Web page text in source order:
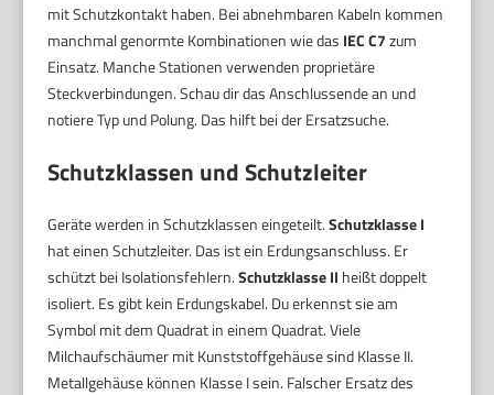
mit Schutzkontakt haben. Bei abnehmbaren Kabeln kommen
manchmal genormte Kombinationen wie das IEC C7zum
Einsatz. Manche Stationen verwenden proprietäre
Steckverbindungen. Schau dir das Anschlussende an und
notiere Typ und Polung. Das hilft bei der Ersatzsuche.
Schutzklassen und Schutzleiter
Geräte werden in Schutzklassen eingeteilt.Schutzklasse I
hat einen Schutzleiter. Das ist ein Erdungsanschluss. Er
schützt bei Isolationsfehlern.Schutzklasse II heißt doppelt
isoliert. Es gibt kein Erdungskabel. Du erkennst sie am
Symbol mit dem Quadrat in einem Quadrat. Viele
Milchaufschäumer mit Kunststoffgehäuse sind Klasse II.
Metallgehäuse können Klasse I sein. Falscher Ersatz des